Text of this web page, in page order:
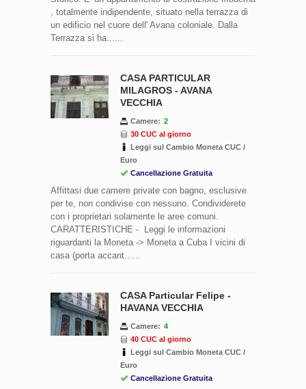
, totalmente indipendente, situato nella terrazza di
un edificio nel cuore dell' Avana coloniale. Dalla
Terrazza si ha......
CASA PARTICULAR
MILAGROS - AVANA
VECCHIA
Camere: 2
30 CUC al giorno
Leggi sul Cambio Moneta CUC /
Euro
Cancellazione Gratuita
Affittasi due camere private con bagno, esclusive
per te, non condivise con nessuno. Condividerete
con i proprietari solamente le aree comuni.
CARATTERISTICHE - Leggi le informazioni
riguardanti la Moneta -> Moneta a Cuba I vicini di
casa (porta accant......
CASA Particular Felipe -
HAVANA VECCHIA
Camere: 4
40 CUC al giorno
Leggi sul Cambio Moneta CUC /
Euro
Cancellazione Gratuita